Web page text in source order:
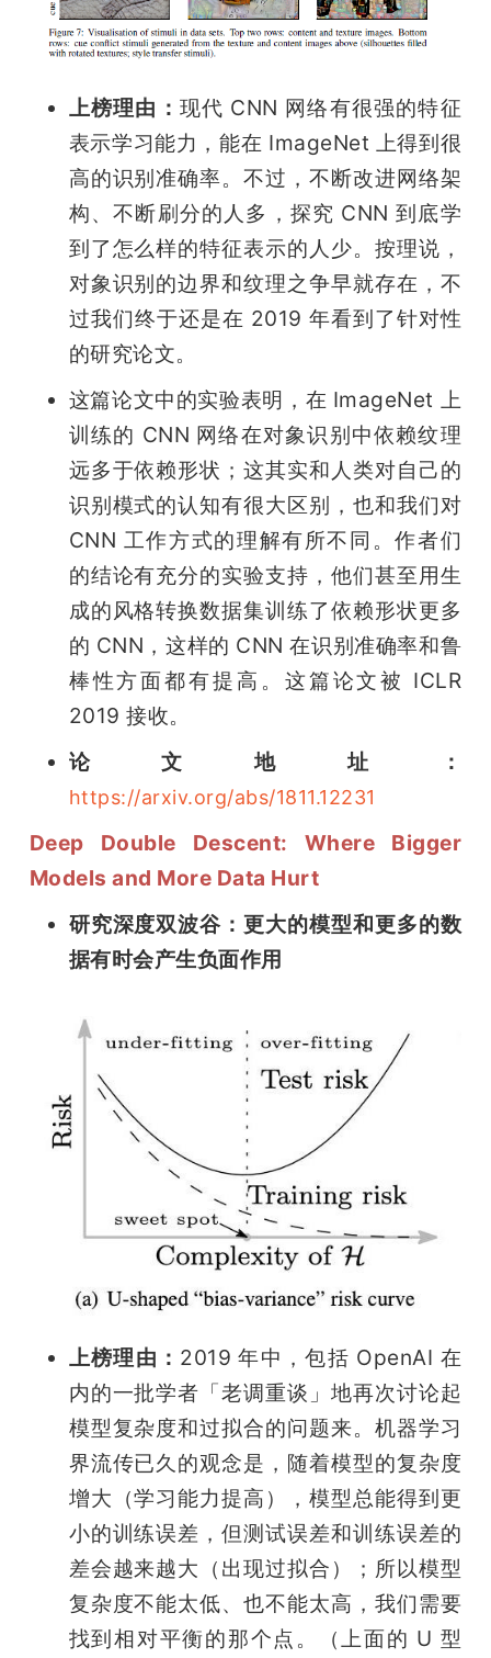
上榜理由： 现代 CNN 网络有很强的特征
表示学习能力，能在 ImageNet 上得到很
高的识别准确率。不过，不断改进网络架
构、不断刷分的人多，探究 CNN 到底学
到了怎么样的特征表示的人少。按理说，
对象识别的边界和纹理之争早就存在，不
过我们终于还是在 2019 年看到了针对性
的研究论文。
这篇论文中的实验表明，在 ImageNet 上
训练的 CNN 网络在对象识别中依赖纹理
远多于依赖形状；这其实和人类对自己的
识别模式的认知有很大区别，也和我们对
CNN 工作方式的理解有所不同。作者们
的结论有充分的实验支持，他们甚至用生
成的风格转换数据集训练了依赖形状更多
的 CNN，这样的 CNN 在识别准确率和鲁
棒性方面都有提高。这篇论文被 ICLR
2019 接收。
论文地址：
https://arxiv.org/abs/1811.12231
Deep Double Descent: Where Bigger
Models and More Data Hurt
研究深度双波谷：更大的模型和更多的数
据有时会产生负面作用
上榜理由： 2019 年中，包括 OpenAI 在
内的一批学者「老调重谈」地再次讨论起
模型复杂度和过拟合的问题来。机器学习
界流传已久的观念是，随着模型的复杂度
增大（学习能力提高），模型总能得到更
小的训练误差，但测试误差和训练误差的
差会越来越大（出现过拟合）；所以模型
复杂度不能太低、也不能太高，我们需要
找到相对平衡的那个点。（上面的 U 型